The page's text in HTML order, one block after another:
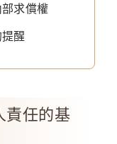
求償權
醒
責任的基